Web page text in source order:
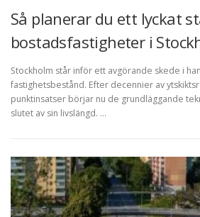
Så planerar du ett lyckat
bostadsfastigheter i
Stockholm står inför ett avgörande skede i
fastighetsbestånd. Efter decennier av
punktinsatser börjar nu de grundläggande
slutet av sin livslängd. …